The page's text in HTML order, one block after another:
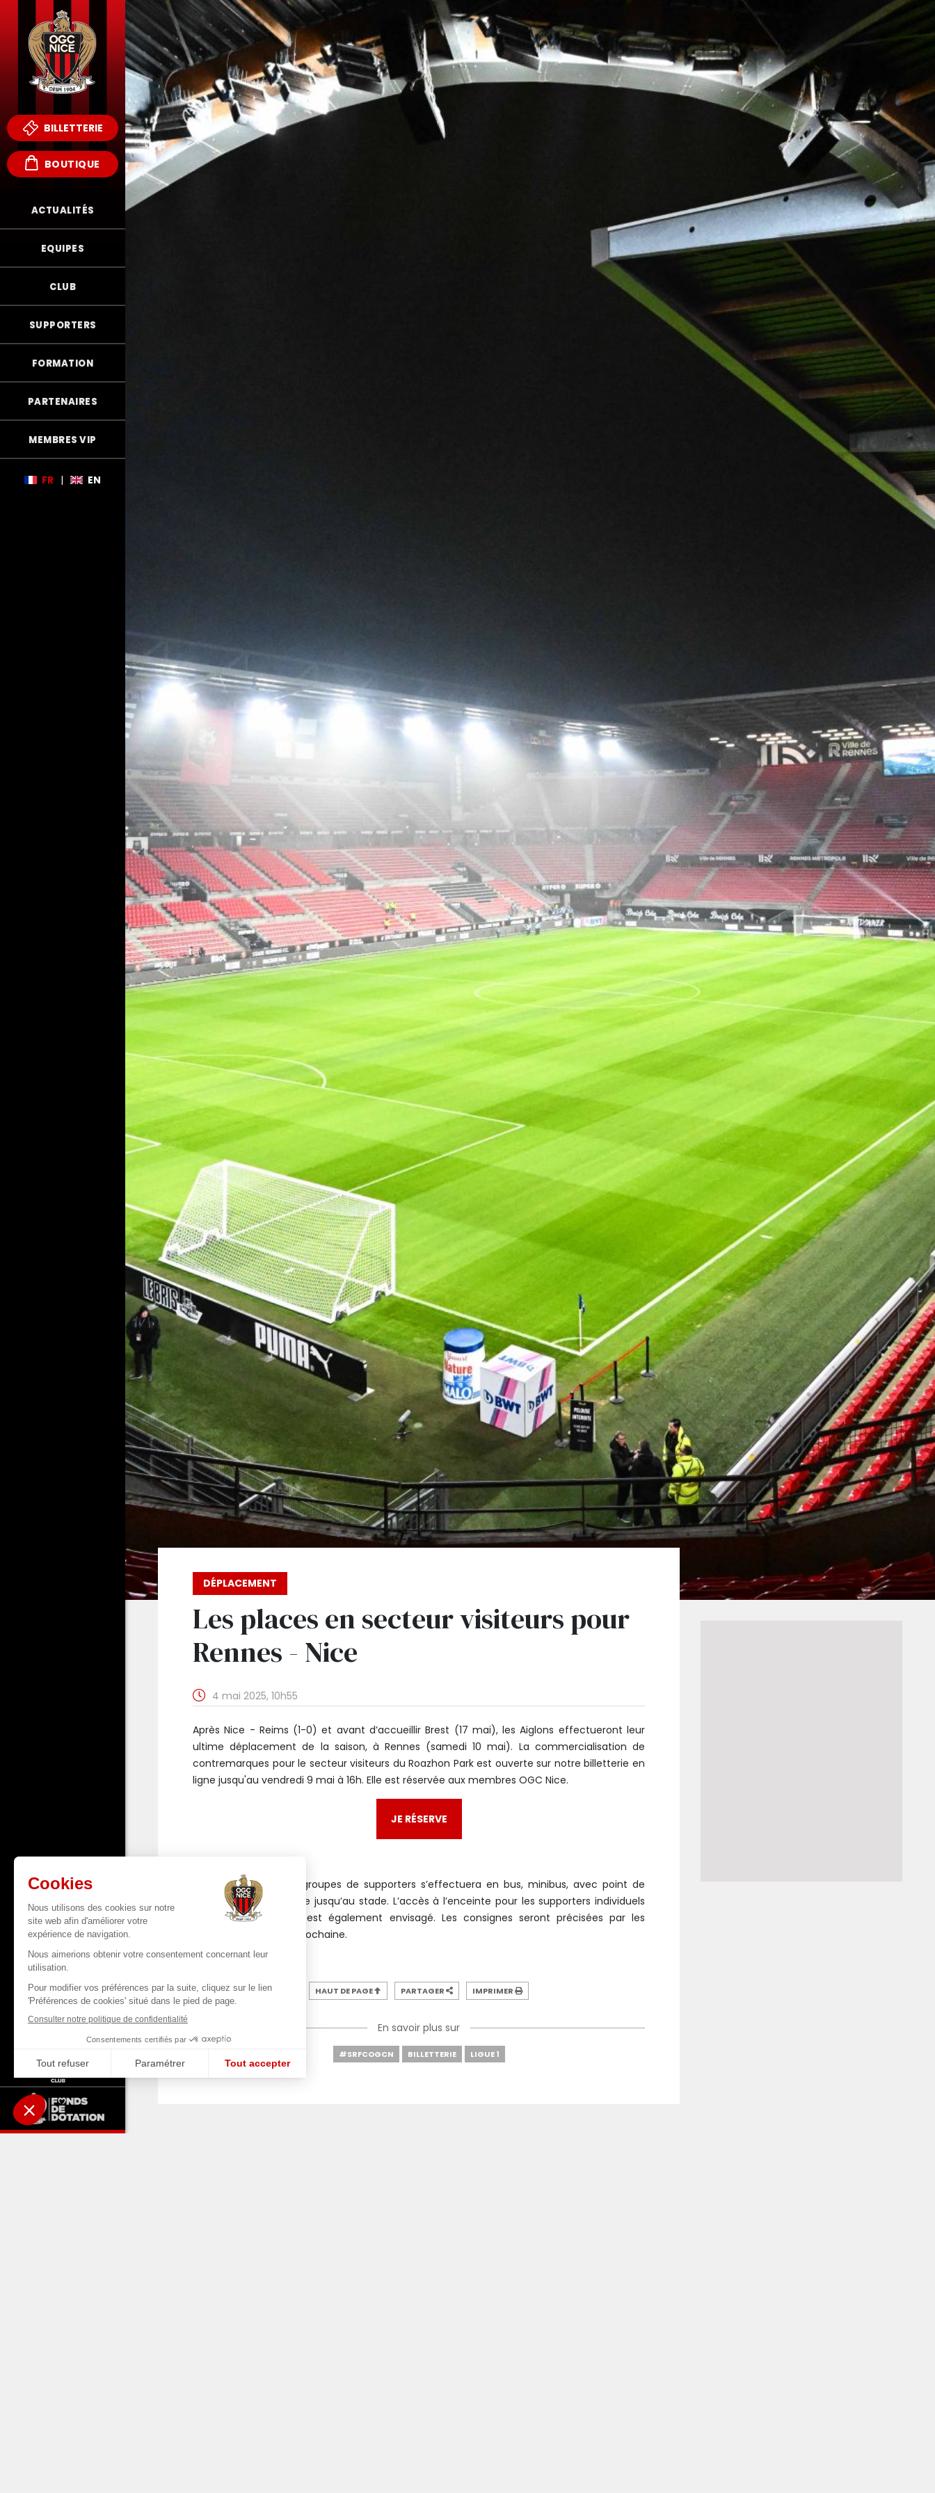
BILLETTERIE
BOUTIQUE
ACTUALITÉS
EQUIPES
CLUB
SUPPORTERS
FORMATION
PARTENAIRES
MEMBRES VIP
FR | EN
DÉPLACEMENT
Les places en secteur visiteurs pour
Rennes - Nice
4 mai 2025, 10h55
Après Nice - Reims (1-0) et avant d’accueillir Brest (17 mai), les Aiglons effectueront leur
ultime déplacement de la saison, à Rennes (samedi 10 mai). La commercialisation de
contremarques pour le secteur visiteurs du Roazhon Park est ouverte sur notre billetterie en
ligne jusqu'au vendredi 9 mai à 16h. Elle est réservée aux membres OGC Nice.
JE RÉSERVE
Le déplacement des groupes de supporters s’effectuera en bus, minibus, avec point de
rendez-vous et escorte jusqu’au stade. L’accès à l’enceinte pour les supporters individuels
via un parking dédié est également envisagé. Les consignes seront précisées par les
autorités la semaine prochaine.
HAUT DE PAGE PARTAGER IMPRIMER
En savoir plus sur
#SRFCOGCN BILLETTERIE LIGUE 1